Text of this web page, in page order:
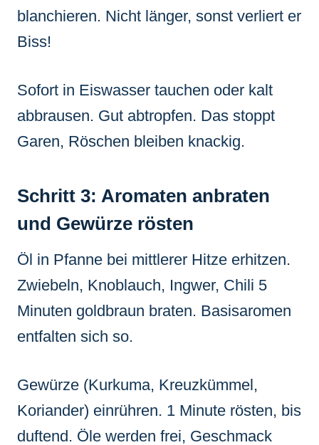
blanchieren. Nicht länger, sonst verliert er
Biss!
Sofort in Eiswasser tauchen oder kalt
abbrausen. Gut abtropfen. Das stoppt
Garen, Röschen bleiben knackig.
Schritt 3: Aromaten anbraten
und Gewürze rösten
Öl in Pfanne bei mittlerer Hitze erhitzen.
Zwiebeln, Knoblauch, Ingwer, Chili 5
Minuten goldbraun braten. Basisaromen
entfalten sich so.
Gewürze (Kurkuma, Kreuzkümmel,
Koriander) einrühren. 1 Minute rösten, bis
duftend. Öle werden frei, Geschmack